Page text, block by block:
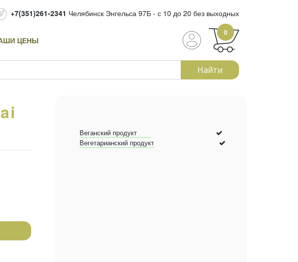
+7(351)261-2341 Челябинск Энгельса 97Б - с 10 до 20 без выходных
ЦЕНЫ
0
Найти
Веганский продукт
Вегетарианский продукт